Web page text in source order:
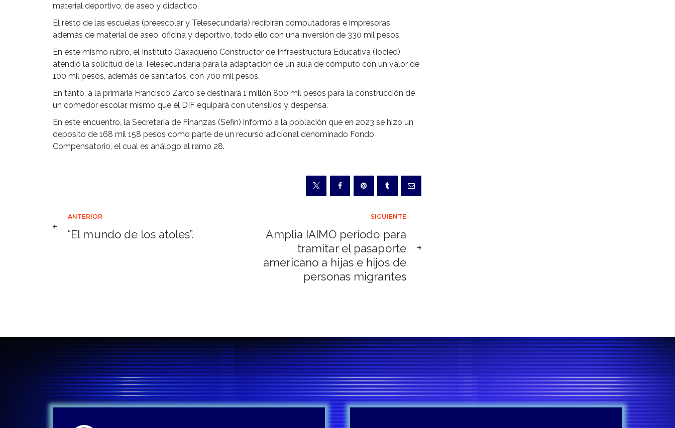
material deportivo, de aseo y didáctico.
El resto de las escuelas (preescolar y Telesecundaria) recibirán computadoras e impresoras,
además de material de aseo, oficina y deportivo, todo ello con una inversión de 330 mil pesos.
En este mismo rubro, el Instituto Oaxaqueño Constructor de Infraestructura Educativa (Iocied)
atendió la solicitud de la Telesecundaria para la adaptación de un aula de cómputo con un valor de
100 mil pesos, además de sanitarios, con 700 mil pesos.
En tanto, a la primaria Francisco Zarco se destinará 1 millón 800 mil pesos para la construcción de
un comedor escolar, mismo que el DIF equipará con utensilios y despensa.
En este encuentro, la Secretaría de Finanzas (Sefin) informó a la población que en 2023 se hizo un
deposito de 168 mil 158 pesos como parte de un recurso adicional denominado Fondo
Compensatorio, el cual es análogo al ramo 28.
Navegación
ANTERIOR
“El mundo de los atoles”.
SIGUIENTE
Amplia IAIMO periodo para
tramitar el pasaporte
americano a hijas e hijos de
personas migrantes